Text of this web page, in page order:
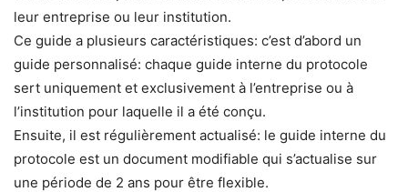
leur entreprise ou leur institution.
Ce guide a plusieurs caractéristiques: c’est d’abord un
guide personnalisé: chaque guide interne du protocole
sert uniquement et exclusivement à l’entreprise ou à
l’institution pour laquelle il a été conçu.
Ensuite, il est régulièrement actualisé: le guide interne du
protocole est un document modifiable qui s’actualise sur
une période de 2 ans pour être flexible.